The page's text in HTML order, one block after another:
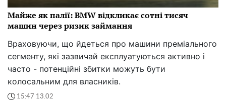
Майже як палії: BMW відкликає сотні тисяч
машин через ризик займання
Враховуючи, що йдеться про машини преміального
сегменту, які зазвичай експлуатуються активно і
часто - потенційні збитки можуть бути
колосальним для власників.
15:47 13.02